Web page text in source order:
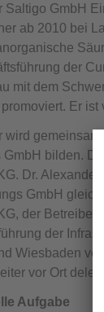
Saltigo GmbH
ab 2010 bei
der
mit dem
Er
wird
GmbH bilden.
Dr.
GmbH
der
der
Wiesbaden
vor Ort
Aufgabe